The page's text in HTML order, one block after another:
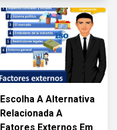
Escolha A Alternativa
Relacionada A
Fatores Externos Em